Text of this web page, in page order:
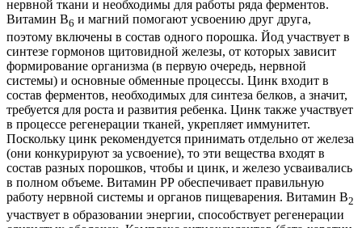
нервной ткани и необходимы для работы ряда ферментов.
Витамин В6 и магний помогают усвоению друг друга,
поэтому включены в состав одного порошка. Йод участвует в
синтезе гормонов щитовидной железы, от которых зависит
формирование организма (в первую очередь, нервной
системы) и основные обменные процессы. Цинк входит в
состав ферментов, необходимых для синтеза белков, а значит,
требуется для роста и развития ребенка. Цинк также участвует
в процессе регенерации тканей, укрепляет иммунитет.
Поскольку цинк рекомендуется принимать отдельно от железа
(они конкурируют за усвоение), то эти вещества входят в
состав разных порошков, чтобы и цинк, и железо усваивались
в полном объеме. Витамин РР обеспечивает правильную
работу нервной системы и органов пищеварения. Витамин В2
участвует в образовании энергии, способствует регенерации